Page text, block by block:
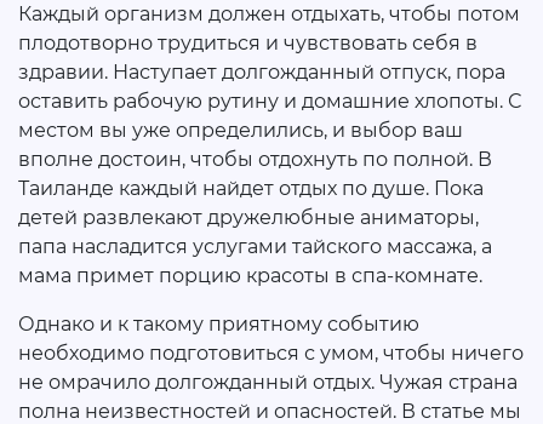
Каждый организм должен отдыхать, чтобы потом
плодотворно трудиться и чувствовать себя в
здравии. Наступает долгожданный отпуск, пора
оставить рабочую рутину и домашние хлопоты. С
местом вы уже определились, и выбор ваш
вполне достоин, чтобы отдохнуть по полной. В
Таиланде каждый найдет отдых по душе. Пока
детей развлекают дружелюбные аниматоры,
папа насладится услугами тайского массажа, а
мама примет порцию красоты в спа-комнате.
Однако и к такому приятному событию
необходимо подготовиться с умом, чтобы ничего
не омрачило долгожданный отдых. Чужая страна
полна неизвестностей и опасностей. В статье мы